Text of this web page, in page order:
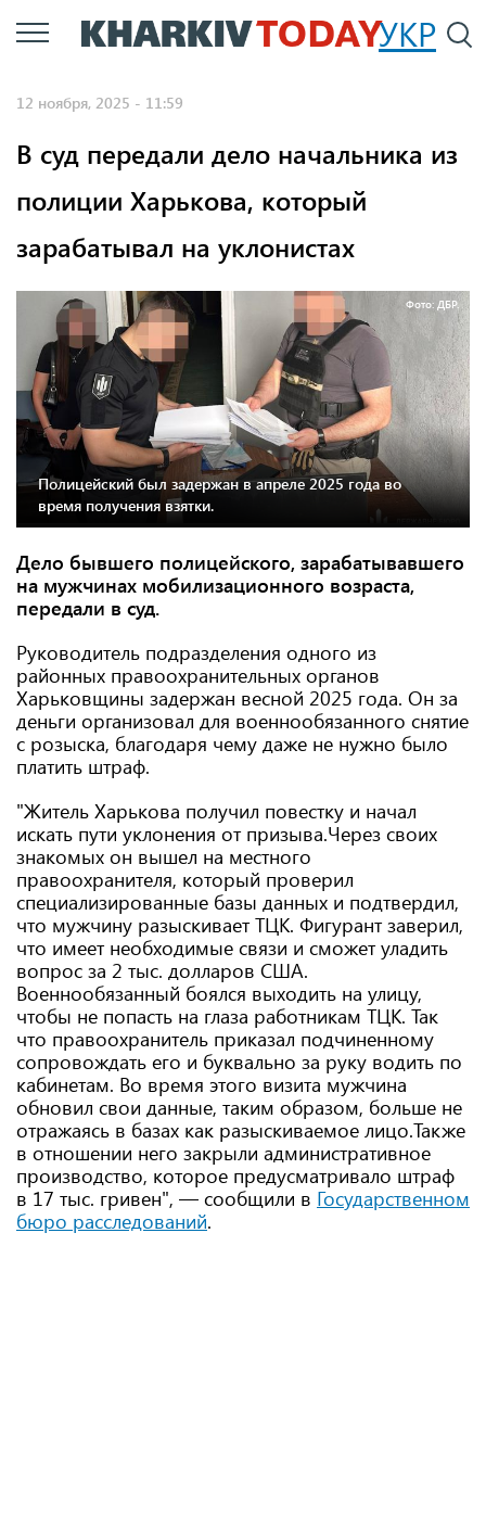
Перейти
к
УКР
12 ноября, 2025 - 11:59
В суд передали дело начальника из
полиции Харькова, который
зарабатывал на уклонистах
Фото: ДБР.
Полицейский был задержан в апреле 2025 года во
время получения взятки.
Дело бывшего полицейского, зарабатывавшего
на мужчинах мобилизационного возраста,
передали в суд.
Руководитель подразделения одного из
районных правоохранительных органов
Харьковщины задержан весной 2025 года. Он за
деньги организовал для военнообязанного снятие
с розыска, благодаря чему даже не нужно было
платить штраф.
"Житель Харькова получил повестку и начал
искать пути уклонения от призыва.Через своих
знакомых он вышел на местного
правоохранителя, который проверил
специализированные базы данных и подтвердил,
что мужчину разыскивает ТЦК. Фигурант заверил,
что имеет необходимые связи и сможет уладить
вопрос за 2 тыс. долларов США.
Военнообязанный боялся выходить на улицу,
чтобы не попасть на глаза работникам ТЦК. Так
что правоохранитель приказал подчиненному
сопровождать его и буквально за руку водить по
кабинетам. Во время этого визита мужчина
обновил свои данные, таким образом, больше не
отражаясь в базах как разыскиваемое лицо.Также
в отношении него закрыли административное
производство, которое предусматривало штраф
в 17 тыс. гривен", — сообщили в Государственном
бюро расследований.